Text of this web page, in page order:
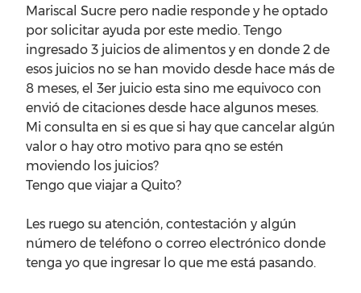
Mariscal Sucre pero nadie responde y he optado
por solicitar ayuda por este medio. Tengo
ingresado 3 juicios de alimentos y en donde 2 de
esos juicios no se han movido desde hace más de
8 meses, el 3er juicio esta sino me equivoco con
envió de citaciones desde hace algunos meses.
Mi consulta en si es que si hay que cancelar algún
valor o hay otro motivo para qno se estén
moviendo los juicios?
Tengo que viajar a Quito?
Les ruego su atención, contestación y algún
número de teléfono o correo electrónico donde
tenga yo que ingresar lo que me está pasando.